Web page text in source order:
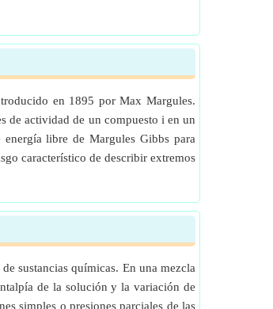
en 1895 por Max Margules.
de actividad de un compuesto i en un
libre de Margules Gibbs para
característico de describir extremos
sustancias químicas. En una mezcla
de la solución y la variación de
simples o presiones parciales de las